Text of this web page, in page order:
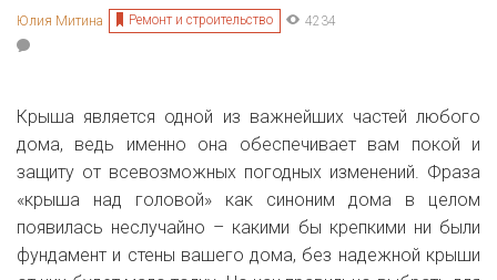
Юлия Митина Ремонт и строительство 4234
Крыша является одной из важнейших частей любого
дома, ведь именно она обеспечивает вам покой и
защиту от всевозможных погодных изменений. Фраза
«крыша над головой» как синоним дома в целом
появилась неслучайно – какими бы крепкими ни были
фундамент и стены вашего дома, без надежной крыши